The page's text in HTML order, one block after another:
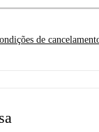
de